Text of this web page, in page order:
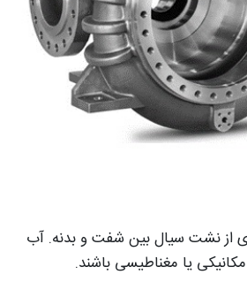
از نشت سیال بین شفت و بدنه. آب
یا مغناطیسی باشند.